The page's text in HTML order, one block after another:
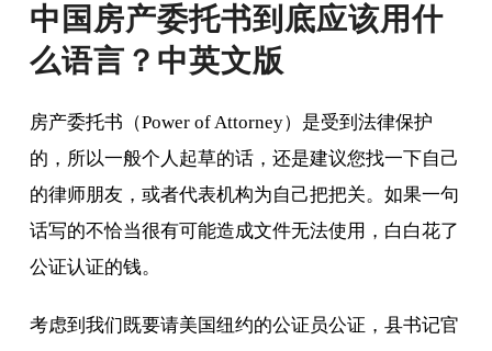
中国房产委托书到底应该用什
么语言？中英文版
房产委托书（Power of Attorney）是受到法律保护
的，所以一般个人起草的话，还是建议您找一下自己
的律师朋友，或者代表机构为自己把把关。如果一句
话写的不恰当很有可能造成文件无法使用，白白花了
公证认证的钱。
考虑到我们既要请美国纽约的公证员公证，县书记官